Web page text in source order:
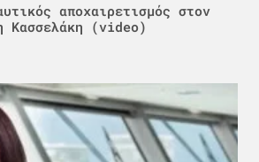
αποχαιρετισμός στον
Κασσελάκη (video)